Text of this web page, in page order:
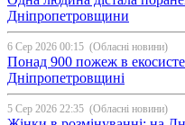
Дніпропетровщини
6 Сер 2026 00:15 (Обласні новини)
Понад 900 пожеж в
Дніпропетровщині
5 Сер 2026 22:35 (Обласні новини)